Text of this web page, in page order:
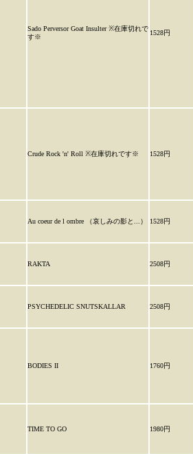
Sado Perversor Goat Insulter ※在庫切れで
す※
1528円
Crude Rock 'n' Roll ※在庫切れです※ 1528円
Au coeur de l ombre （哀しみの影と...） 1528円
RAKTA 2508円
PSYCHEDELIC SNUTSKALLAR 2508円
BODIES II 1760円
TIME TO GO 1980円